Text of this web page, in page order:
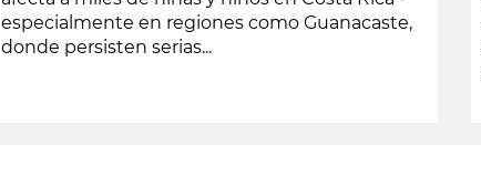
especialmente en regiones como Guanacaste,
donde persisten serias...